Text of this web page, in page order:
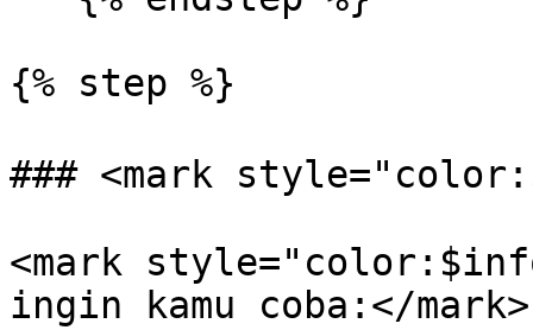
{% step %}
### <mark
<mark
ingin kamu coba:</mark>